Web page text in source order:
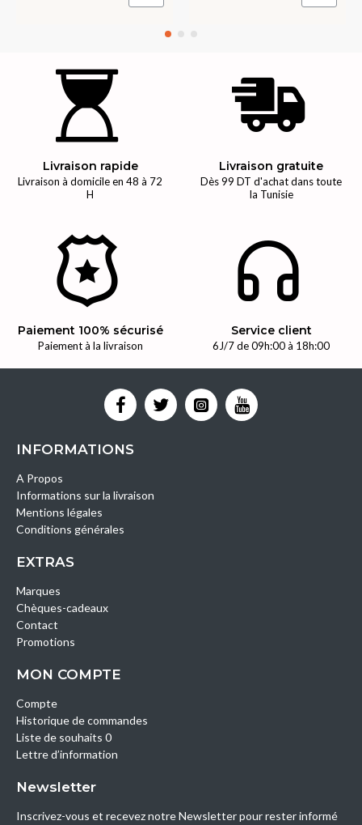
Livraison rapide
Livraison à domicile en 48 à 72
H
Livraison gratuite
Dès 99 DT d'achat dans toute
la Tunisie
Paiement 100% sécurisé
Paiement à la livraison
Service client
6J/7 de 09h:00 à 18h:00
INFORMATIONS
A Propos
Informations sur la livraison
Mentions légales
Conditions générales
EXTRAS
Marques
Chèques-cadeaux
Contact
Promotions
MON COMPTE
Compte
Historique de commandes
Liste de souhaits 0
Lettre d’information
Newsletter
Inscrivez-vous et recevez notre Newsletter pour rester informé